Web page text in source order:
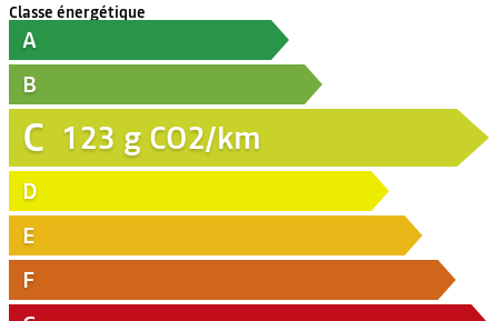
Classe énergétique
A
B
C 123 g CO2/km
D
E
F